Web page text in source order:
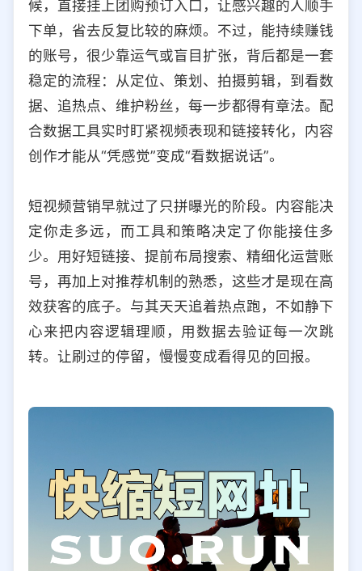
候，直接挂上团购预订入口，让感兴趣的人顺手
下单，省去反复比较的麻烦。不过，能持续赚钱
的账号，很少靠运气或盲目扩张，背后都是一套
稳定的流程：从定位、策划、拍摄剪辑，到看数
据、追热点、维护粉丝，每一步都得有章法。配
合数据工具实时盯紧视频表现和链接转化，内容
创作才能从“凭感觉”变成“看数据说话”。
短视频营销早就过了只拼曝光的阶段。内容能决
定你走多远，而工具和策略决定了你能接住多
少。用好短链接、提前布局搜索、精细化运营账
号，再加上对推荐机制的熟悉，这些才是现在高
效获客的底子。与其天天追着热点跑，不如静下
心来把内容逻辑理顺，用数据去验证每一次跳
转。让刷过的停留，慢慢变成看得见的回报。